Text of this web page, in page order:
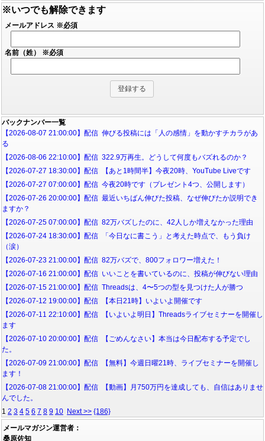
※いつでも解除できます
メールアドレス ※必須
名前（姓） ※必須
バックナンバー一覧
【2026-08-07 21:00:00】配信 伸びる投稿には「人の感情」を動かすチカラがあ
る
【2026-08-06 22:10:00】配信 322.9万再生。どうして何度もバズれるのか？
【2026-07-27 18:30:00】配信 【あと1時間半】今夜20時、YouTube Liveです
【2026-07-27 07:00:00】配信 今夜20時です（プレゼント4つ、公開します）
【2026-07-26 20:00:00】配信 最近いちばん伸びた投稿、なぜ伸びたか説明でき
ますか？
【2026-07-25 07:00:00】配信 82万バズしたのに、42人しか増えなかった理由
【2026-07-24 18:30:00】配信 「今日なに書こう」と考えた時点で、もう負け
（涙）
【2026-07-23 21:00:00】配信 82万バズで、800フォロワー増えた！
【2026-07-16 21:00:00】配信 いいことを書いているのに、投稿が伸びない理由
【2026-07-15 21:00:00】配信 Threadsは、4〜5つの型を見つけた人が勝つ
【2026-07-12 19:00:00】配信 【本日21時】いよいよ開催です
【2026-07-11 22:10:00】配信 【いよいよ明日】Threadsライブセミナーを開催し
ます
【2026-07-10 20:00:00】配信 【ごめんなさい】本当は今日配布する予定でし
た。
【2026-07-09 21:00:00】配信 【無料】今週日曜21時、ライブセミナーを開催し
ます！
【2026-07-08 21:00:00】配信 【動画】月750万円を達成しても、自信はありませ
んでした。
1 2 3 4 5 6 7 8 9 10 Next >> {186}
メールマガジン運営者：
桑原佐知